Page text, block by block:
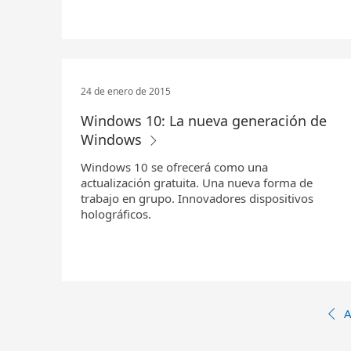
24 de enero de 2015
Windows 10: La nueva generación de
Windows
Windows 10 se ofrecerá como una
actualización gratuita. Una nueva forma de
trabajo en grupo. Innovadores dispositivos
holográficos.